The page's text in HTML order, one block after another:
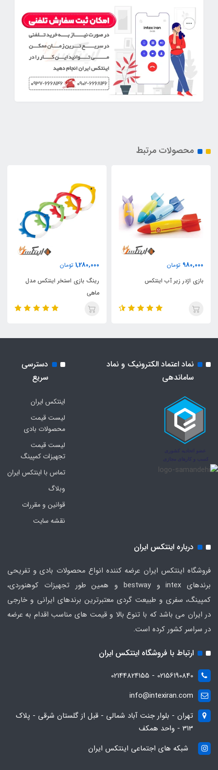
محصولات مرتبط
980,000 تومان
بازی اژدر زیر آب اینتکس
1,280,000 تومان
رینگ بازی استخر اینتکس مدل
ماهی
نماد اعتماد الکترونیک و نماد
ساماندهی
دسترسی
سریع
اینتکس ایران
لیست قیمت
محصولات بادی
لیست قیمت
تجهیزات کمپینگ
تماس با اینتکس ایران
وبلاگ
قوانین و مقررات
نقشه سایت
درباره اینتکس ایران
فروشگاه اینتکس ایران عرضه کننده انواع محصولات بادی و تفریحی
برندهای intex و bestway و همین طور تجهیزات کوهنوردی،
کمپینگ، سفری و طبیعت گردی معتبرترین برندهای ایرانی و خارجی
در ایران می باشد که با تنوع بالا و قیمت های مناسب اقدام به عرضه
در سراسر کشور کرده است.
ارتباط با فروشگاه اینتکس ایران
02156190840 - 02144824155
info@intexiran.com
تهران - بلوار جنت آباد شمالی - قبل از گلستان شرقی - پلاک
313 - واحد همکف
شبکه های اجتماعی اینتکس ایران